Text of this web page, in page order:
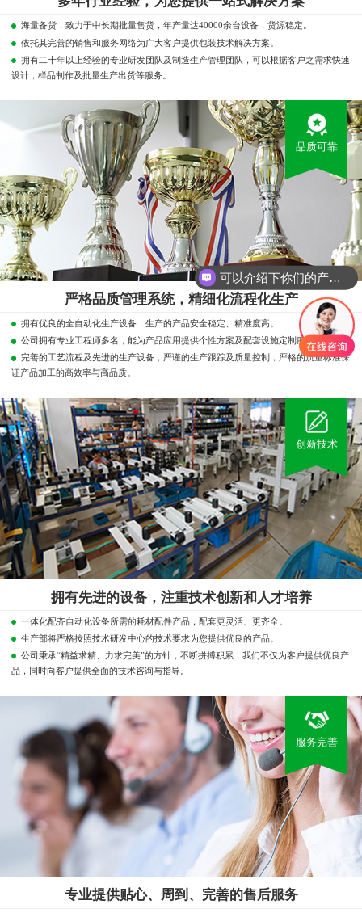
海量备货，致力于中长期批量售货，年产量达40000余台设备，货源稳定。
依托其完善的销售和服务网络为广大客户提供包装技术解决方案。
拥有二十年以上经验的专业研发团队及制造生产管理团队，可以根据客户之需求快速
设计，样品制作及批量生产出货等服务。
品质可靠
严格品质管理系统，精细化流程化生产
拥有优良的全自动化生产设备，生产的产品安全稳定、精准度高。
公司拥有专业工程师多名，能为产品应用提供个性方案及配套设施定制服务。
完善的工艺流程及先进的生产设备，严谨的生产跟踪及质量控制，严格的质量标准保
证产品加工的高效率与高品质。
创新技术
拥有先进的设备，注重技术创新和人才培养
一体化配齐自动化设备所需的耗材配件产品，配套更灵活、更齐全。
生产部将严格按照技术研发中心的技术要求为您提供优良的产品。
公司秉承“精益求精、力求完美”的方针，不断拼搏积累，我们不仅为客户提供优良产
品，同时向客户提供全面的技术咨询与指导。
服务完善
专业提供贴心、周到、完善的售后服务
可以介绍下你们的产品么？
你们是怎么收费的呢？